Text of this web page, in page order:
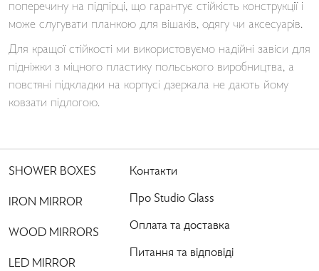
поперечину на підпірці, що гарантує стійкість конструкції і
може слугувати планкою для вішаків, одягу чи аксесуарів.
Для кращої стійкості ми використовуємо надійні завіси для
підніжки з міцного пластику польського виробництва, а
повстяні підкладки на корпусі дзеркала не дають йому
ковзати підлогою.
SHOWER BOXES
IRON MIRROR
WOOD MIRRORS
LED MIRROR
Контакти
Про Studio Glass
Оплата та доставка
Питання та відповіді